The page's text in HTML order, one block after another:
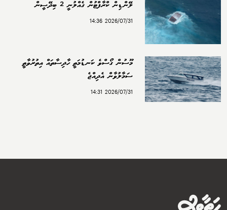
ލޭންޑިން ކްރާފްޓުން ގެއްލުނީ 2 ބިދޭސީން
2026/07/31 14:36
މޫސުން ގޯސްވެ ކަނޑުމަތީ ހާދިސާތައް އިތުރުވާތީ
ސަމާލުވާން އެދިއްޖެ
2026/07/31 14:31